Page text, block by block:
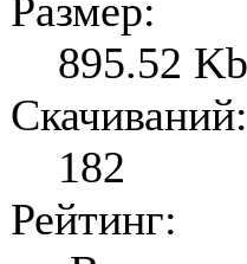
Размер:
895.52 Kb
Скачиваний:
182
Рейтинг: